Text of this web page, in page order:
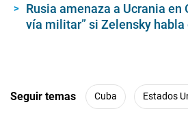
Rusia amenaza a Ucrania en
vía militar” si Zelensky habla
Seguir temas Cuba Estados